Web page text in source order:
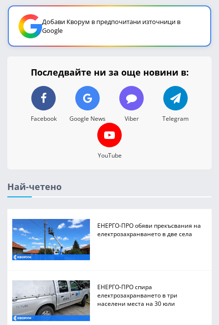
Добави Кворум в предпочитани източници в
Google
Последвайте ни за още новини в:
Facebook Google News Viber Telegram
YouTube
Най-четено
ЕНЕРГО-ПРО обяви прекъсвания на
електрозахранването в две села
ЕНЕРГО-ПРО спира
електрозахранването в три
населени места на 30 юли